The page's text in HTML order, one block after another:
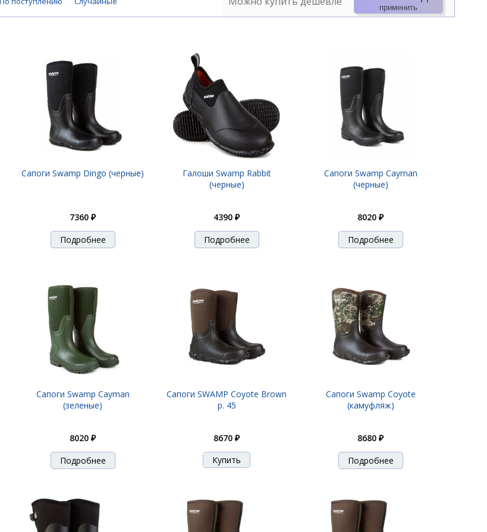
применить
Сапоги Swamp Dingo (черные)
7360 ₽
Подробнее
Галоши Swamp Rabbit
(черные)
4390 ₽
Подробнее
Сапоги Swamp Cayman
(черные)
8020 ₽
Подробнее
Сапоги Swamp Cayman
(зеленые)
8020 ₽
Подробнее
Сапоги SWAMP Coyote Brown
р. 45
8670 ₽
Сапоги Swamp Coyote
(камуфляж)
8680 ₽
Подробнее